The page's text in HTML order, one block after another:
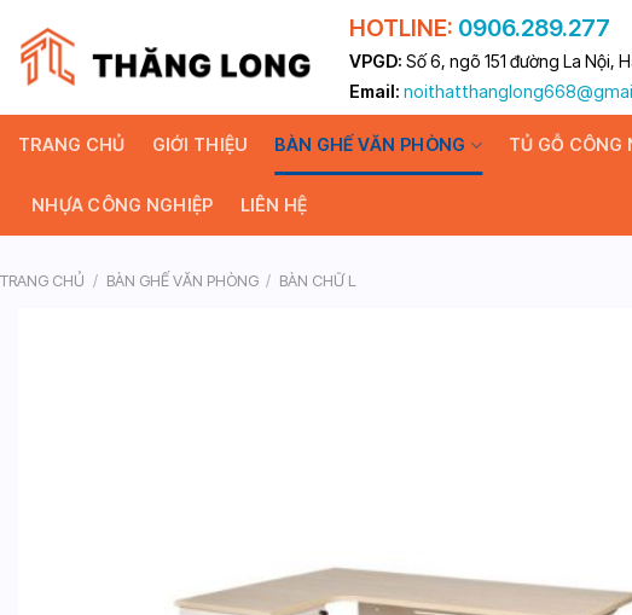
content
HOTLINE: 0906.289.277
VPGD: Số 6, ngõ 151 đường La Nội,
Email:
TRANG CHỦ GIỚI THIỆU BÀN GHẾ VĂN PHÒNG TỦ GỖ CÔNG
NHỰA CÔNG NGHIỆP LIÊN HỆ
TRANG CHỦ / BÀN GHẾ VĂN PHÒNG / BÀN CHỮ L